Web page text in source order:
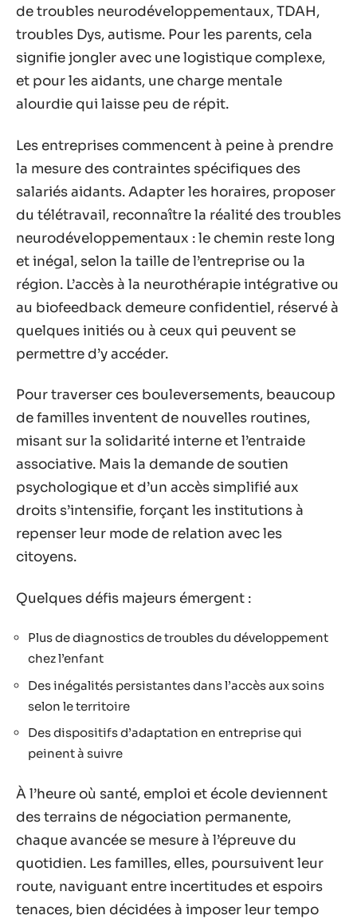
de troubles neurodéveloppementaux, TDAH,
troubles Dys, autisme. Pour les parents, cela
signifie jongler avec une logistique complexe,
et pour les aidants, une charge mentale
alourdie qui laisse peu de répit.
Les entreprises commencent à peine à prendre
la mesure des contraintes spécifiques des
salariés aidants. Adapter les horaires, proposer
du télétravail, reconnaître la réalité des troubles
neurodéveloppementaux : le chemin reste long
et inégal, selon la taille de l’entreprise ou la
région. L’accès à la neurothérapie intégrative ou
au biofeedback demeure confidentiel, réservé à
quelques initiés ou à ceux qui peuvent se
permettre d’y accéder.
Pour traverser ces bouleversements, beaucoup
de familles inventent de nouvelles routines,
misant sur la solidarité interne et l’entraide
associative. Mais la demande de soutien
psychologique et d’un accès simplifié aux
droits s’intensifie, forçant les institutions à
repenser leur mode de relation avec les
citoyens.
Quelques défis majeurs émergent :
Plus de diagnostics de troubles du développement
chez l’enfant
Des inégalités persistantes dans l’accès aux soins
selon le territoire
Des dispositifs d’adaptation en entreprise qui
peinent à suivre
À l’heure où santé, emploi et école deviennent
des terrains de négociation permanente,
chaque avancée se mesure à l’épreuve du
quotidien. Les familles, elles, poursuivent leur
route, naviguant entre incertitudes et espoirs
tenaces, bien décidées à imposer leur tempo